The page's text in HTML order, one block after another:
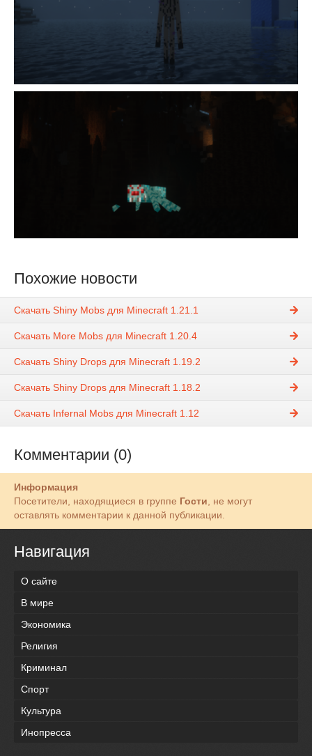
Похожие новости
Скачать Shiny Mobs для Minecraft 1.21.1
Скачать More Mobs для Minecraft 1.20.4
Скачать Shiny Drops для Minecraft 1.19.2
Скачать Shiny Drops для Minecraft 1.18.2
Скачать Infernal Mobs для Minecraft 1.12
Комментарии (0)
Информация
Посетители, находящиеся в группе Гости, не могут
оставлять комментарии к данной публикации.
Навигация
О сайте
В мире
Экономика
Религия
Криминал
Спорт
Культура
Инопресса